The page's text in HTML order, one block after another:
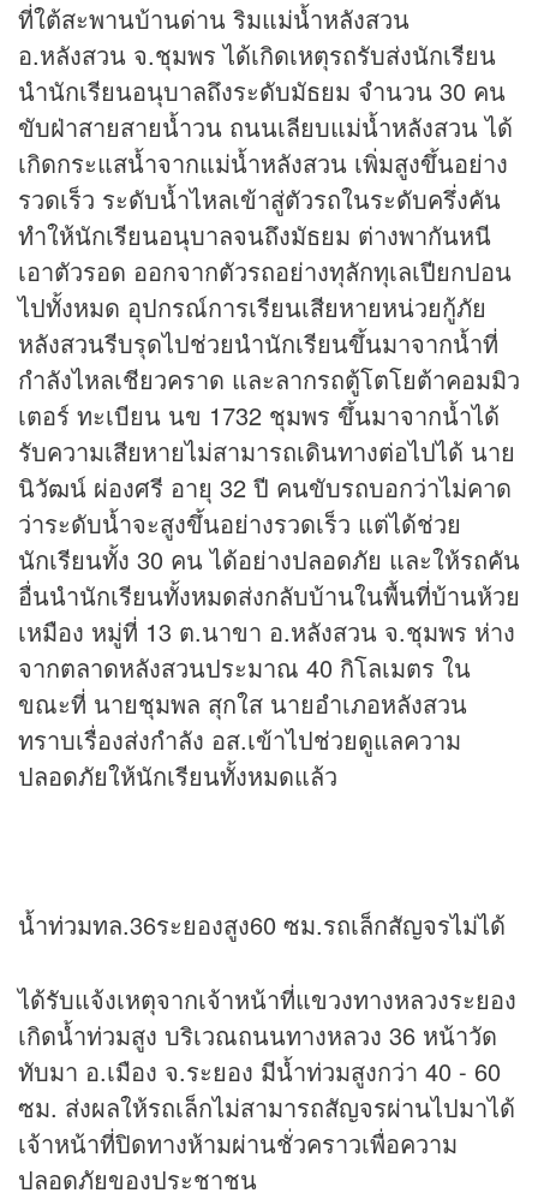
ที่ใต้สะพานบ้านด่าน ริมแม่น้ำหลังสวน
อ.หลังสวน จ.ชุมพร ได้เกิดเหตุรถรับส่งนักเรียน
นำนักเรียนอนุบาลถึงระดับมัธยม จำนวน 30 คน
ขับฝ่าสายสายน้ำวน ถนนเลียบแม่น้ำหลังสวน ได้
เกิดกระแสน้ำจากแม่น้ำหลังสวน เพิ่มสูงขึ้นอย่าง
รวดเร็ว ระดับน้ำไหลเข้าสู่ตัวรถในระดับครึ่งคัน
ทำให้นักเรียนอนุบาลจนถึงมัธยม ต่างพากันหนี
เอาตัวรอด ออกจากตัวรถอย่างทุลักทุเลเปียกปอน
ไปทั้งหมด อุปกรณ์การเรียนเสียหายหน่วยกู้ภัย
หลังสวนรีบรุดไปช่วยนำนักเรียนขึ้นมาจากน้ำที่
กำลังไหลเชียวคราด และลากรถตู้โตโยต้าคอมมิว
เตอร์ ทะเบียน นข 1732 ชุมพร ขึ้นมาจากน้ำได้
รับความเสียหายไม่สามารถเดินทางต่อไปได้ นาย
นิวัฒน์ ผ่องศรี อายุ 32 ปี คนขับรถบอกว่าไม่คาด
ว่าระดับน้ำจะสูงขึ้นอย่างรวดเร็ว แต่ได้ช่วย
นักเรียนทั้ง 30 คน ได้อย่างปลอดภัย และให้รถคัน
อื่นนำนักเรียนทั้งหมดส่งกลับบ้านในพื้นที่บ้านห้วย
เหมือง หมู่ที่ 13 ต.นาขา อ.หลังสวน จ.ชุมพร ห่าง
จากตลาดหลังสวนประมาณ 40 กิโลเมตร ใน
ขณะที่ นายชุมพล สุกใส นายอำเภอหลังสวน
ทราบเรื่องส่งกำลัง อส.เข้าไปช่วยดูแลความ
ปลอดภัยให้นักเรียนทั้งหมดแล้ว
น้ำท่วมทล.36ระยองสูง60 ซม.รถเล็กสัญจรไม่ได้
ได้รับแจ้งเหตุจากเจ้าหน้าที่แขวงทางหลวงระยอง
เกิดน้ำท่วมสูง บริเวณถนนทางหลวง 36 หน้าวัด
ทับมา อ.เมือง จ.ระยอง มีน้ำท่วมสูงกว่า 40 - 60
ซม. ส่งผลให้รถเล็กไม่สามารถสัญจรผ่านไปมาได้
เจ้าหน้าที่ปิดทางห้ามผ่านชั่วคราวเพื่อความ
ปลอดภัยของประชาชน